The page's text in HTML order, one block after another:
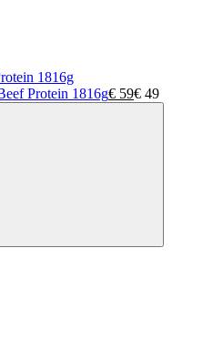
Protein 1816g€ 59€ 49